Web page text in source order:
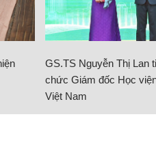
GS.TS Nguyễn Thị Lan
chức Giám đốc Học
Việt Nam